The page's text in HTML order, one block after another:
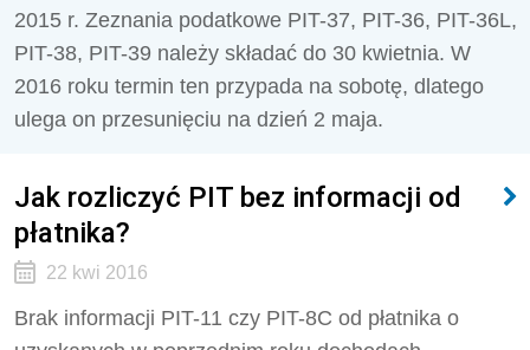
2015 r. Zeznania podatkowe PIT-37, PIT-36, PIT-36L,
PIT-38, PIT-39 należy składać do 30 kwietnia. W
2016 roku termin ten przypada na sobotę, dlatego
ulega on przesunięciu na dzień 2 maja.
Jak rozliczyć PIT bez informacji od
płatnika?
22 kwi 2016
Brak informacji PIT-11 czy PIT-8C od płatnika o